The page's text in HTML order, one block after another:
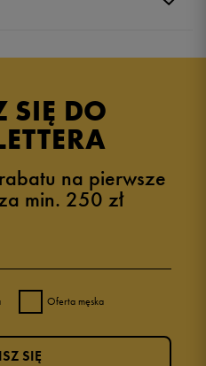
SIĘ DO
na pierwsze
min. 250 zł
Oferta męska
SIĘ